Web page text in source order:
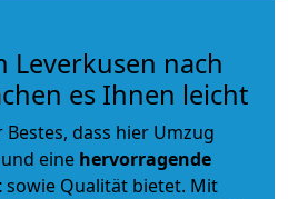
Leverkusen nach
es Ihnen leicht
dass hier Umzug
und eine hervorragende
sowie Qualität bietet. Mit